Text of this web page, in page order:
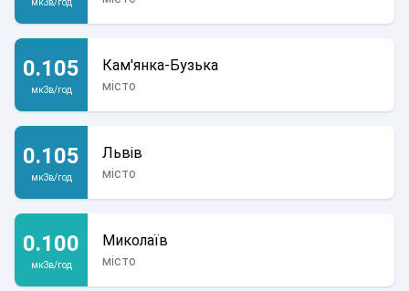
0.105
мкЗв/год
Кам'янка-Бузька
місто
0.105
мкЗв/год
Львів
місто
0.100
мкЗв/год
Миколаїв
місто